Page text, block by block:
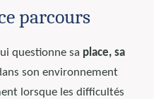
parcours
questionne sa place, sa
son environnement
lorsque les difficultés